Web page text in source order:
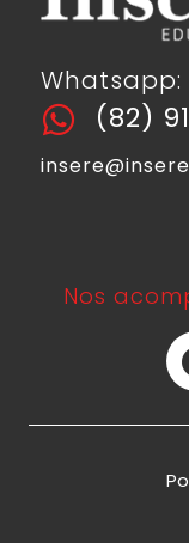
Whatsapp:
(82)
Nos